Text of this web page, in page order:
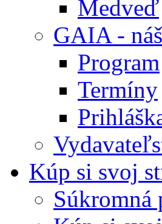
Medveď
GAIA -
Program
Termíny
Kúp si svoj
Súkromná